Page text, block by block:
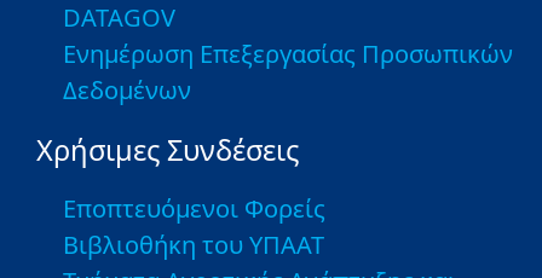
DATAGOV
Ενημέρωση Επεξεργασίας Προσωπικών
Δεδομένων
Χρήσιμες Συνδέσεις
Εποπτευόμενοι Φορείς
Βιβλιοθήκη του ΥΠΑΑΤ